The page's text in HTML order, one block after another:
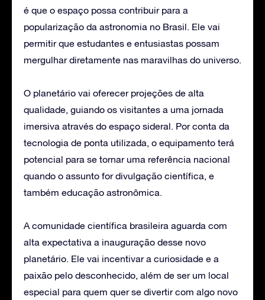
é que o espaço possa contribuir para a
popularização da astronomia no Brasil. Ele vai
permitir que estudantes e entusiastas possam
mergulhar diretamente nas maravilhas do universo.
O planetário vai oferecer projeções de alta
qualidade, guiando os visitantes a uma jornada
imersiva através do espaço sideral. Por conta da
tecnologia de ponta utilizada, o equipamento terá
potencial para se tornar uma referência nacional
quando o assunto for divulgação científica, e
também educação astronômica.
A comunidade científica brasileira aguarda com
alta expectativa a inauguração desse novo
planetário. Ele vai incentivar a curiosidade e a
paixão pelo desconhecido, além de ser um local
especial para quem quer se divertir com algo novo